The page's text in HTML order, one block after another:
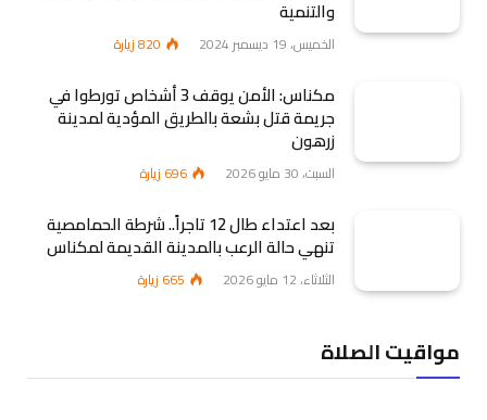
والتنمية
الخميس، 19 ديسمبر 2024 820زيارة
مكناس: الأمن يوقف 3 أشخاص تورطوا في
جريمة قتل بشعة بالطريق المؤدية لمدينة
زرهون
السبت، 30 مايو 2026 696 زيارة
بعد اعتداء طال 12 تاجراً.. شرطة الحمامصية
تنهي حالة الرعب بالمدينة القديمة لمكناس
الثلاثاء، 12 مايو 2026 665 زيارة
مواقيت الصلاة